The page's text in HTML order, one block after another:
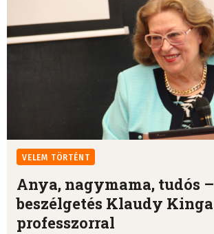
VELEM TÖRTÉNT
Anya, nagymama, tudós –
beszélgetés Klaudy Kinga
professzorral